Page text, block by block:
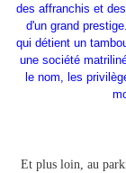
des affranchis et
d'un grand
qui détient un
une société
le nom, les
Et plus loin, au